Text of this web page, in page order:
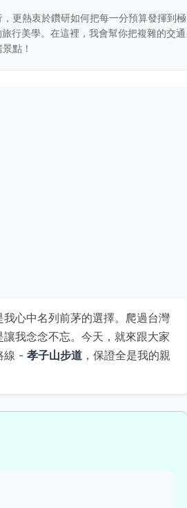
更熱衷於鑽研如何把每一分預算發揮到極
行美學。在這裡，我會幫你把複雜的交通
點！
我心中名列前茅的選擇。爬過台灣
我念念不忘。今天，就來跟大家
線 - 孝子山步道 ，保證全是我的親